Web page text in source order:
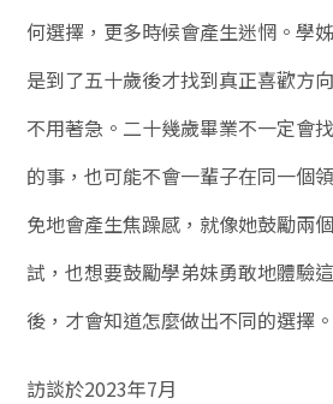
何選擇，更多時候會產生迷惘。學
是到了五十歲後才找到真正喜歡方
不用著急。二十幾歲畢業不一定會
的事，也可能不會一輩子在同一個
免地會產生焦躁感，就像她鼓勵兩
試，也想要鼓勵學弟妹勇敢地體驗
後，才會知道怎麼做出不同的選擇。
訪談於2023年7月